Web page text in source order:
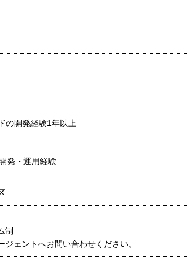
の開発経験1年以上
発・運用経験
制
ェントへお問い合わせください。